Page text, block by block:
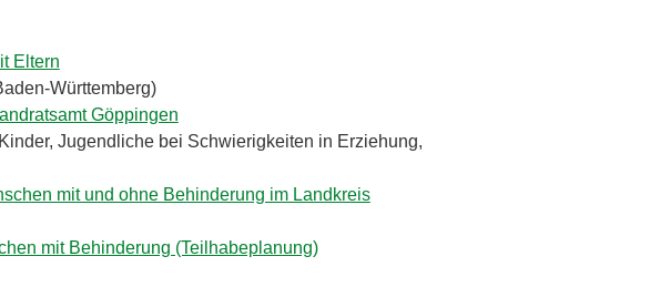
Eltern
Württemberg)
Göppingen
Jugendliche bei Schwierigkeiten in Erziehung,
mit und ohne Behinderung im Landkreis
mit Behinderung (Teilhabeplanung)